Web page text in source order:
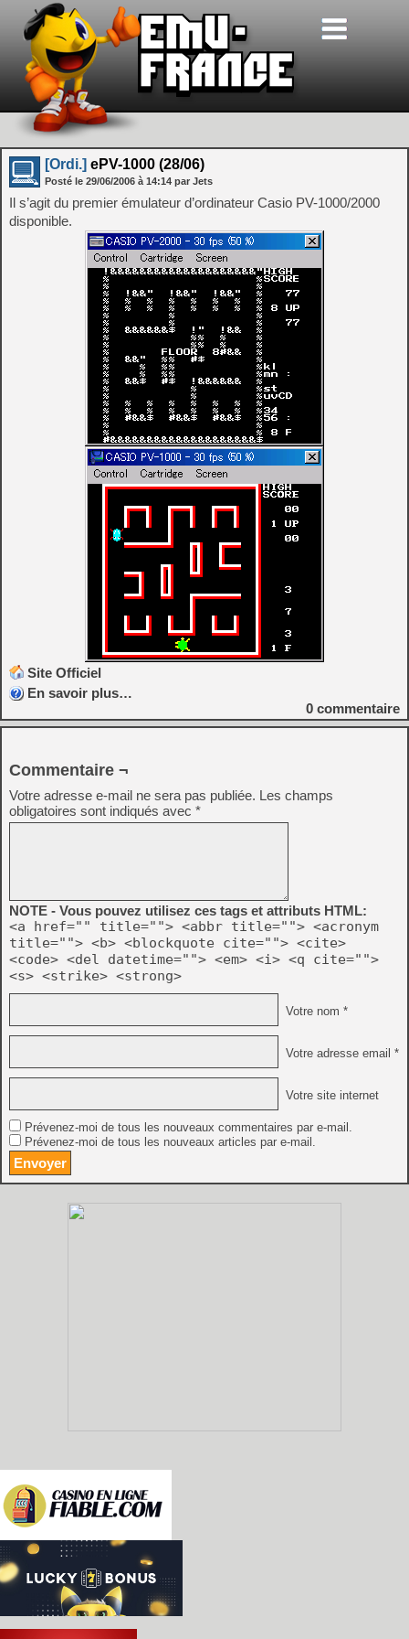
[Ordi.] ePV-1000 (28/06)
Posté le 29/06/2006 à 14:14 par Jets
Il s’agit du premier émulateur d’ordinateur Casio PV-1000/2000
disponible.
Site Officiel
En savoir plus…
0 commentaire
Commentaire ¬
Votre adresse e-mail ne sera pas publiée. Les champs
obligatoires sont indiqués avec *
NOTE - Vous pouvez utilisez ces tags et attributs HTML:
<a href="" title=""> <abbr title=""> <acronym
title=""> <b> <blockquote cite=""> <cite>
<code> <del datetime=""> <em> <i> <q cite="">
<s> <strike> <strong>
Votre nom *
Votre adresse email *
Votre site internet
Prévenez-moi de tous les nouveaux commentaires par e-mail.
Prévenez-moi de tous les nouveaux articles par e-mail.